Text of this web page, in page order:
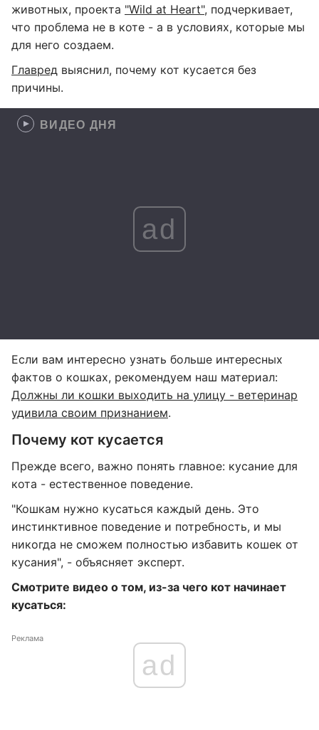
животных, проекта "Wild at Heart", подчеркивает,
что проблема не в коте - а в условиях, которые мы
для него создаем.
Главред выяснил, почему кот кусается без
причины.
ВИДЕО ДНЯ
ad
Если вам интересно узнать больше интересных
фактов о кошках, рекомендуем наш материал:
Должны ли кошки выходить на улицу - ветеринар
удивила своим признанием.
Почему кот кусается
Прежде всего, важно понять главное: кусание для
кота - естественное поведение.
"Кошкам нужно кусаться каждый день. Это
инстинктивное поведение и потребность, и мы
никогда не сможем полностью избавить кошек от
кусания", - объясняет эксперт.
Смотрите видео о том, из-за чего кот начинает
кусаться:
Реклама
ad